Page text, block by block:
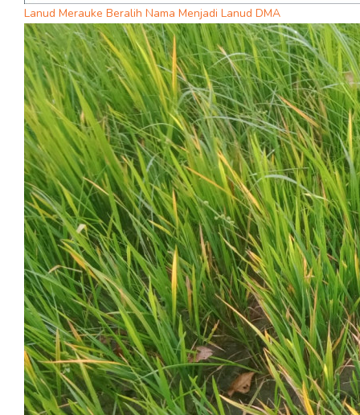
Lanud Merauke Beralih Nama Menjadi Lanud DMA